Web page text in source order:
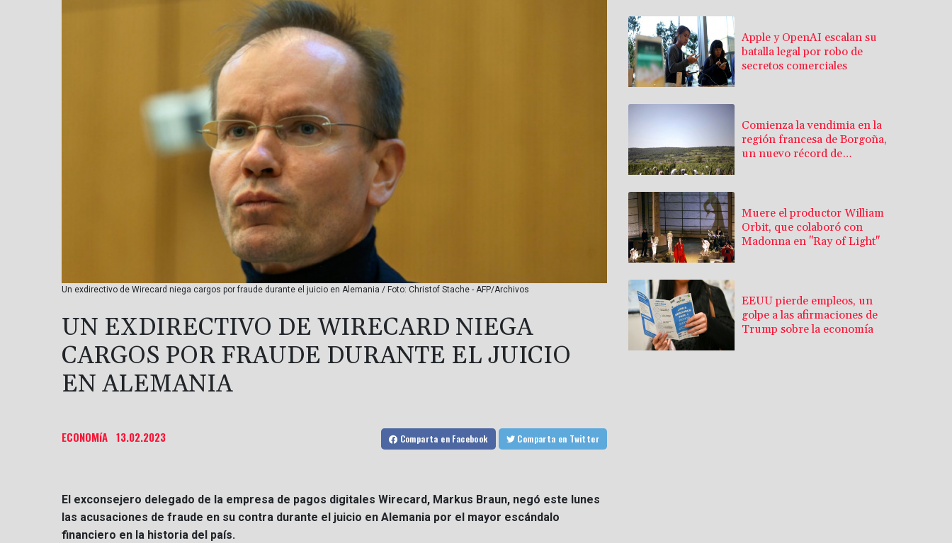
Un exdirectivo de Wirecard niega cargos por fraude durante el juicio en Alemania / Foto: Christof Stache - AFP/Archivos
UN EXDIRECTIVO DE WIRECARD NIEGA
CARGOS POR FRAUDE DURANTE EL JUICIO
EN ALEMANIA
ECONOMíA 13.02.2023 Comparta en Facebook Comparta en Twitter
El exconsejero delegado de la empresa de pagos digitales Wirecard, Markus Braun, negó este lunes
las acusaciones de fraude en su contra durante el juicio en Alemania por el mayor escándalo
financiero en la historia del país.
Apple y OpenAI escalan su
batalla legal por robo de
secretos comerciales
Comienza la vendimia en la
región francesa de Borgoña,
un nuevo récord de
Muere el productor William
Orbit, que colaboró con
Madonna en "Ray of Light"
EEUU pierde empleos, un
golpe a las afirmaciones de
Trump sobre la economía